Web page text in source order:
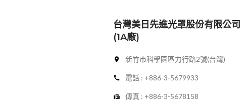
台灣美日先進光罩股份有限公司
(1A廠)
新竹市科學園區力行路2號(台灣)
電話 : +886-3-5679933
傳真 : +886-3-5678158